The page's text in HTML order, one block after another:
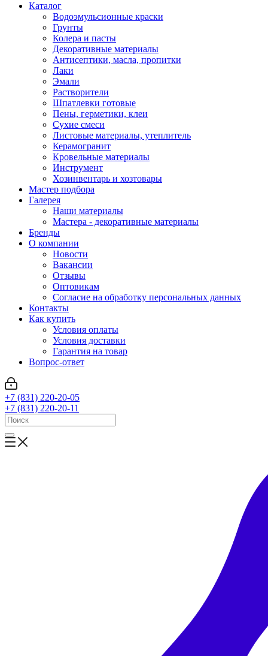
Каталог
Водоэмульсионные краски
Грунты
Колера и пасты
Декоративные материалы
Антисептики, масла, пропитки
Лаки
Эмали
Растворители
Шпатлевки готовые
Пены, герметики, клеи
Сухие смеси
Листовые материалы, утеплитель
Керамогранит
Кровельные материалы
Инструмент
Хозинвентарь и хозтовары
Мастер подбора
Галерея
Наши материалы
Мастера - декоративные материалы
Бренды
О компании
Новости
Вакансии
Отзывы
Оптовикам
Cогласие на обработку персональных данных
Контакты
Как купить
Условия оплаты
Условия доставки
Гарантия на товар
Вопрос-ответ
+7 (831) 220-20-05
+7 (831) 220-20-11